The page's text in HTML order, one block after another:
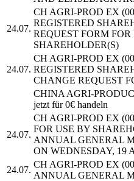
24.07.
CH AGRI-PROD EX
REGISTERED
REQUEST FORM
SHAREHOLDER(S)
24.07.
CH AGRI-PROD EX
REGISTERED
CHANGE REQUEST
CHINA AGRI-
jetzt für 0€ handeln
24.07.
CH AGRI-PROD EX
FOR USE BY
ANNUAL GENERAL
ON WEDNESDAY, 19
24.07.
CH AGRI-PROD EX
ANNUAL GENERAL